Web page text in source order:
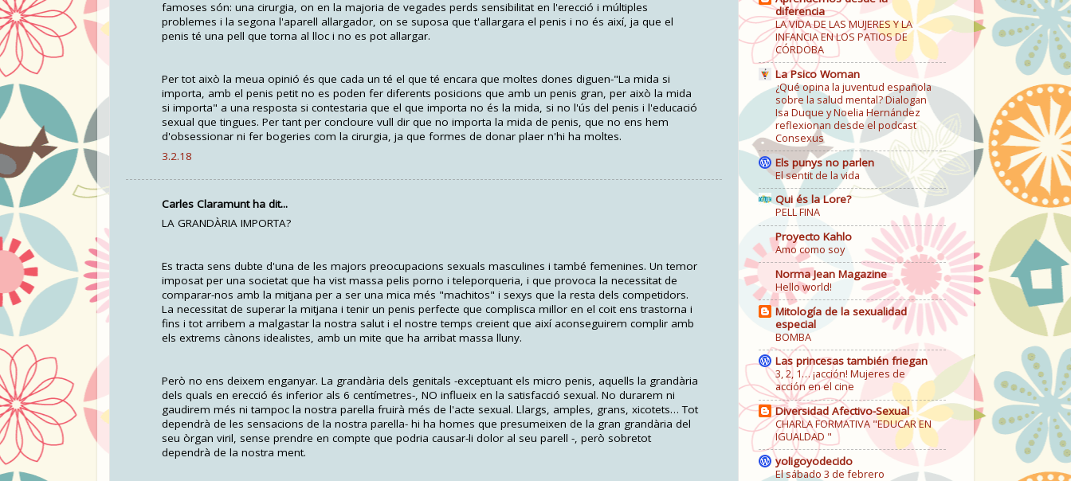
famoses són: una cirurgia, on en la majoria de vegades perds sensibilitat en l'erecció i múltiples
problemes i la segona l'aparell allargador, on se suposa que t'allargara el penis i no és així, ja que el
penis té una pell que torna al lloc i no es pot allargar.
Per tot això la meua opinió és que cada un té el que té encara que moltes dones diguen-"La mida si
importa, amb el penis petit no es poden fer diferents posicions que amb un penis gran, per això la mida
si importa" a una resposta si contestaria que el que importa no és la mida, si no l'ús del penis i l'educació
sexual que tingues. Per tant per concloure vull dir que no importa la mida de penis, que no ens hem
d'obsessionar ni fer bogeries com la cirurgia, ja que formes de donar plaer n'hi ha moltes.
3.2.18
Carles Claramunt ha dit...
LA GRANDÀRIA IMPORTA?
Es tracta sens dubte d'una de les majors preocupacions sexuals masculines i també femenines. Un temor
imposat per una societat que ha vist massa pelis porno i teleporqueria, i que provoca la necessitat de
comparar-nos amb la mitjana per a ser una mica més "machitos" i sexys que la resta dels competidors.
La necessitat de superar la mitjana i tenir un penis perfecte que complisca millor en el coit ens trastorna i
fins i tot arribem a malgastar la nostra salut i el nostre temps creient que així aconseguirem complir amb
els extrems cànons idealistes, amb un mite que ha arribat massa lluny.
Però no ens deixem enganyar. La grandària dels genitals -exceptuant els micro penis, aquells la grandària
dels quals en erecció és inferior als 6 centímetres-, NO influeix en la satisfacció sexual. No durarem ni
gaudirem més ni tampoc la nostra parella fruirà més de l'acte sexual. Llargs, amples, grans, xicotets… Tot
dependrà de les sensacions de la nostra parella- hi ha homes que presumeixen de la gran grandària del
seu òrgan viril, sense prendre en compte que podria causar-li dolor al seu parell -, però sobretot
dependrà de la nostra ment.
diferencia
LA VIDA DE LAS MUJERES Y LA
INFANCIA EN LOS PATIOS DE
CÓRDOBA
La Psico Woman
¿Qué opina la juventud española
sobre la salud mental? Dialogan
Isa Duque y Noelia Hernández
reflexionan desde el podcast
Consexus
Els punys no parlen
El sentit de la vida
Qui és la Lore?
PELL FINA
Proyecto Kahlo
Amo como soy
Norma Jean Magazine
Hello world!
Mitología de la sexualidad
especial
BOMBA
Las princesas también friegan
3, 2, 1… ¡acción! Mujeres de
acción en el cine
Diversidad Afectivo-Sexual
CHARLA FORMATIVA "EDUCAR EN
IGUALDAD "
yoligoyodecido
El sábado 3 de febrero